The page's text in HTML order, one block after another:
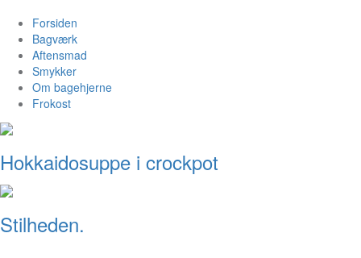
Forsiden
Bagværk
Aftensmad
Smykker
Om bagehjerne
Frokost
Hokkaidosuppe i crockpot
Stilheden.